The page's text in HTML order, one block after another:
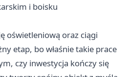
i boisku
oświetleniową oraz ciągi
etap, bo właśnie takie prace
czy inwestycja kończy się